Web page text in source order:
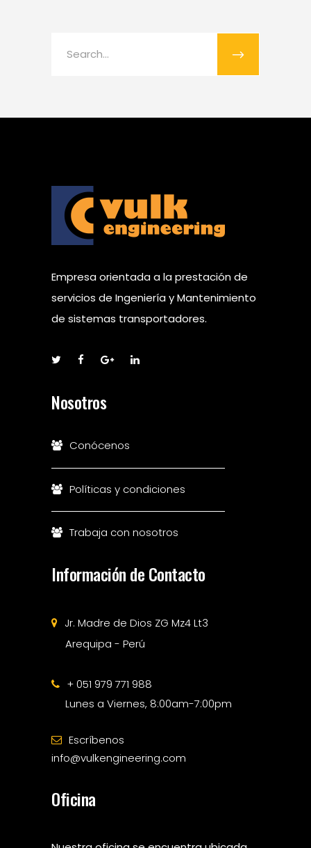
for:
Empresa orientada a la prestación de
servicios de Ingeniería y Mantenimiento
de sistemas transportadores.
Nosotros
Conócenos
Políticas y condiciones
Trabaja con nosotros
Información de Contacto
Jr. Madre de Dios ZG Mz4 Lt3
Arequipa - Perú
+ 051 979 771 988
Lunes a Viernes, 8:00am-7:00pm
Escríbenos
info@vulkengineering.com
Oficina